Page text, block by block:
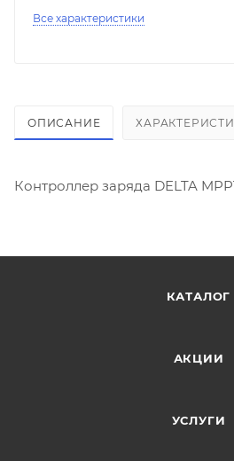
Все характеристики
ОПИСАНИЕ
Контроллер заряда DELTA
КАТАЛОГ
АКЦИИ
УСЛУГИ